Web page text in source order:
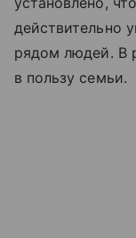
действительно
рядом людей. В
в пользу семьи.